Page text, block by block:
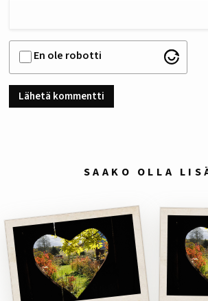
En ole robotti
SAAKO OLLA